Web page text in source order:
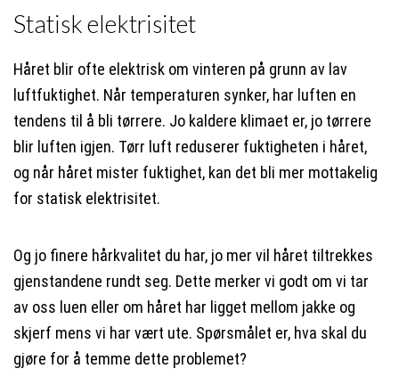
Statisk elektrisitet
Håret blir ofte elektrisk om vinteren på grunn av lav
luftfuktighet. Når temperaturen synker, har luften en
tendens til å bli tørrere. Jo kaldere klimaet er, jo tørrere
blir luften igjen. Tørr luft reduserer fuktigheten i håret,
og når håret mister fuktighet, kan det bli mer mottakelig
for statisk elektrisitet.
Og jo finere hårkvalitet du har, jo mer vil håret tiltrekkes
gjenstandene rundt seg. Dette merker vi godt om vi tar
av oss luen eller om håret har ligget mellom jakke og
skjerf mens vi har vært ute. Spørsmålet er, hva skal du
gjøre for å temme dette problemet?